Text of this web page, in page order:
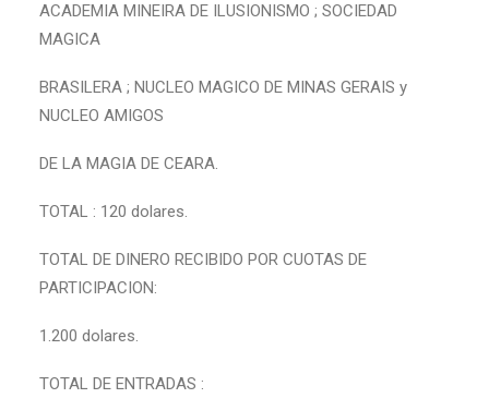
ACADEMIA MINEIRA DE ILUSIONISMO ; SOCIEDAD
MAGICA
BRASILERA ; NUCLEO MAGICO DE MINAS GERAIS y
NUCLEO AMIGOS
DE LA MAGIA DE CEARA.
TOTAL : 120 dolares.
TOTAL DE DINERO RECIBIDO POR CUOTAS DE
PARTICIPACION:
1.200 dolares.
TOTAL DE ENTRADAS :